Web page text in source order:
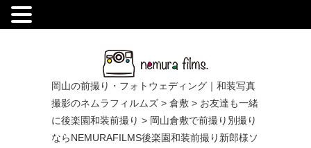
岡山の前撮り・フォトウェディング｜和装写真
撮影のネムラフィルムズ > 倉敷 > お友達も一緒
に後楽園和装前撮り > 岡山倉敷で前撮り別撮り
ならNEMURAFILMS後楽園和装前撮り新郎様ソ